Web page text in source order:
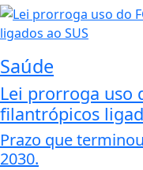
Saúde
Lei prorroga uso
filantrópicos
Prazo que
2030.